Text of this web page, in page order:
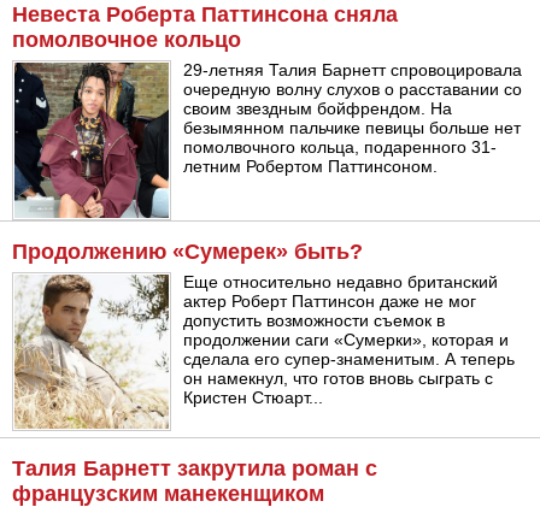
Невеста Роберта Паттинсона сняла
помолвочное кольцо
29-летняя Талия Барнетт спровоцировала
очередную волну слухов о расставании со
своим звездным бойфрендом. На
безымянном пальчике певицы больше нет
помолвочного кольца, подаренного 31-
летним Робертом Паттинсоном.
Продолжению «Сумерек» быть?
Еще относительно недавно британский
актер Роберт Паттинсон даже не мог
допустить возможности съемок в
продолжении саги «Сумерки», которая и
сделала его супер-знаменитым. А теперь
он намекнул, что готов вновь сыграть с
Кристен Стюарт...
Талия Барнетт закрутила роман с
французским манекенщиком